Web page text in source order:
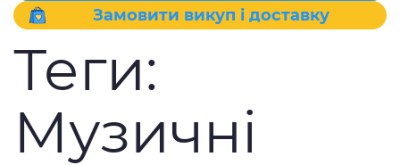
Замовити викуп і доставку
Теги:
Музичні